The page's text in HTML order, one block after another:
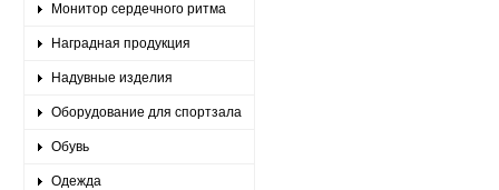
Монитор сердечного ритма
Наградная продукция
Надувные изделия
Оборудование для спортзала
Обувь
Одежда